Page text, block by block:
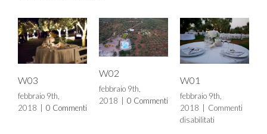
W03
febbraio 9th,
2018
0 Commenti
W02
febbraio 9th,
2018
0 Commenti
W01
febbraio 9th,
2018
Commenti
disabilitati